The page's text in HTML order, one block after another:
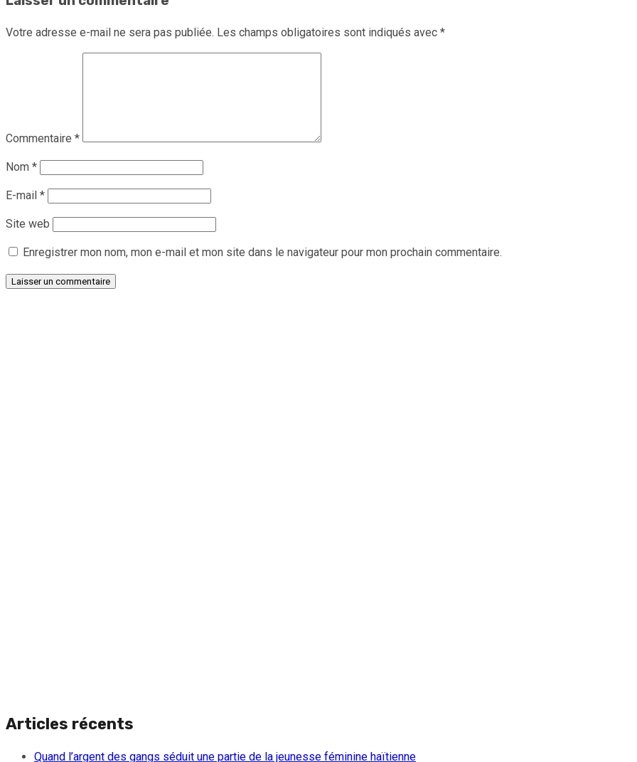
Votre adresse e-mail ne sera pas publiée. Les champs obligatoires sont indiqués avec *
Commentaire *
Nom *
E-mail *
Site web
Enregistrer mon nom, mon e-mail et mon site dans le navigateur pour mon prochain commentaire.
Articles récents
Quand l’argent des gangs séduit une partie de la jeunesse féminine haïtienne